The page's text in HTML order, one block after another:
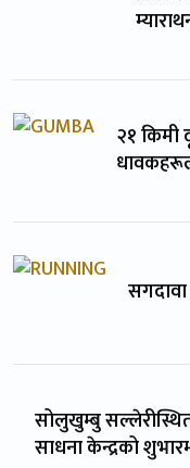
२१ किमी
सोलुखुम्बु
साधना केन्द्रको